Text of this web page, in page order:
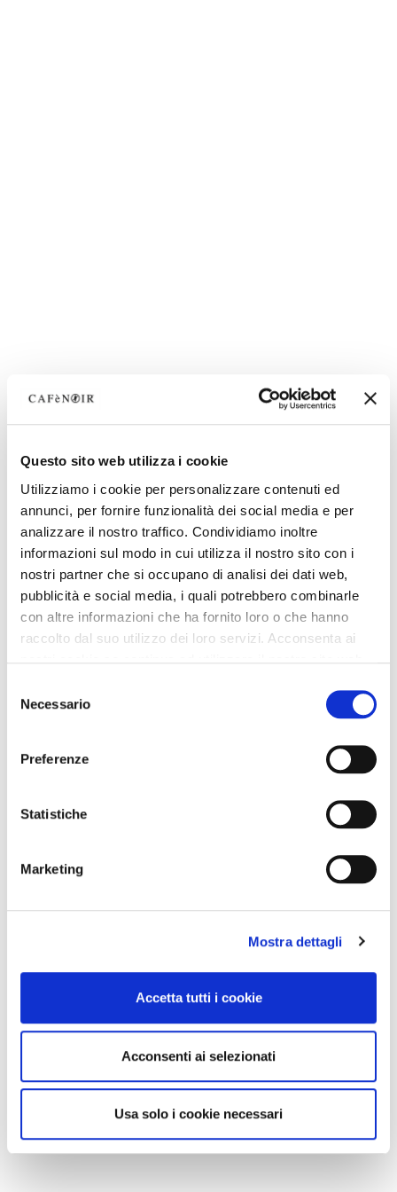
Questo sito web utilizza i cookie
Utilizziamo i cookie per personalizzare contenuti ed
annunci, per fornire funzionalità dei social media e per
analizzare il nostro traffico. Condividiamo inoltre
informazioni sul modo in cui utilizza il nostro sito con i
nostri partner che si occupano di analisi dei dati web,
pubblicità e social media, i quali potrebbero combinarle
con altre informazioni che ha fornito loro o che hanno
raccolto dal suo utilizzo dei loro servizi. Acconsenta ai
delNecessario
Preferenze
Statistiche
Marketing
Mostra dettagli
Accetta tutti i cookie
Acconsenti ai selezionati
Usa solo i cookie necessari